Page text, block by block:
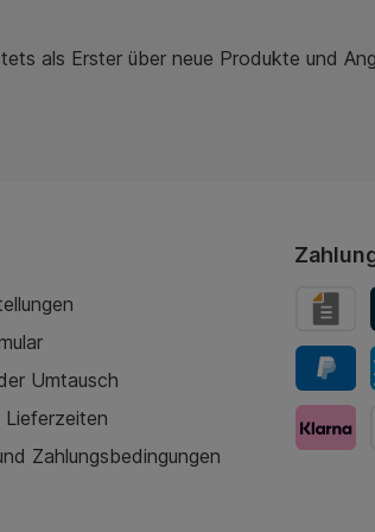
als Erster über neue Produkte und
Umtausch
Lieferzeiten
Zahlungsbedingungen